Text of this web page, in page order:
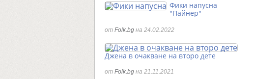
Фики напусна
"Пайнер"
от Folk.bg на 24.02.2022
Джена в очакване на второ дете
от Folk.bg на 21.11.2021